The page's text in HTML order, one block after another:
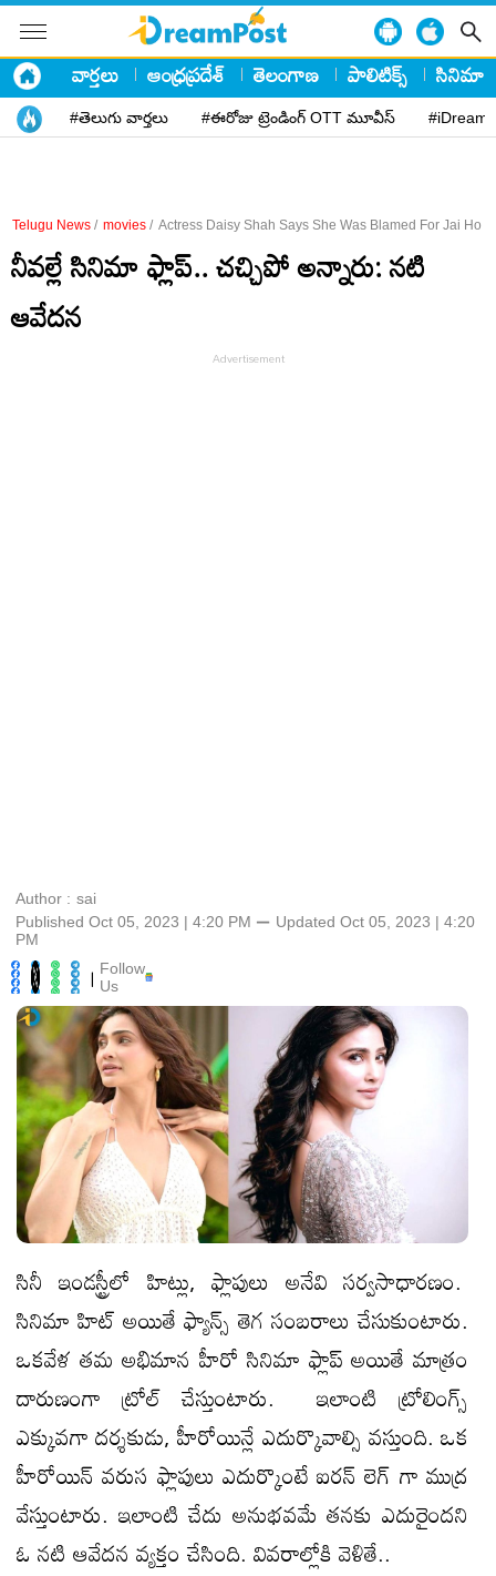
వార్తలు ఆంధ్రప్రదేశ్ తెలంగాణ పాలిటిక్స్ సినిమా
#తెలుగు వార్తలు #ఈరోజు ట్రెండింగ్ OTT మూవీస్
Telugu News / movies / Actress Daisy Shah Says She Was Blamed For Jai Ho
నీవల్లే సినిమా ఫ్లాప్.. చచ్చిపో అన్నారు: నటి
ఆవేదన
Author : sai
Published Oct 05, 2023 | 4:20 PM ⚊ Updated Oct 05, 2023 | 4:20
PM
| Follow
Us
సినీ ఇండస్ట్రీలో హిట్లు, ఫ్లాపులు అనేవి సర్వసాధారణం.
సినిమా హిట్ అయితే ఫ్యాన్స్ తెగ సంబరాలు చేసుకుంటారు.
ఒకవేళ తమ అభిమాన హీరో సినిమా ఫ్లాప్ అయితే మాత్రం
దారుణంగా ట్రోల్ చేస్తుంటారు. ఇలాంటి ట్రోలింగ్స్
ఎక్కువగా దర్శకుడు, హీరోయిన్లే ఎదుర్కొవాల్సి వస్తుంది. ఒక
హీరోయిన్ వరుస ఫ్లాపులు ఎదుర్కొంటే ఐరన్ లెగ్ గా ముద్ర
వేస్తుంటారు. ఇలాంటి చేదు అనుభవమే తనకు ఎదురైందని
ఓ నటి ఆవేదన వ్యక్తం చేసింది. వివరాల్లోకి వెళితే..